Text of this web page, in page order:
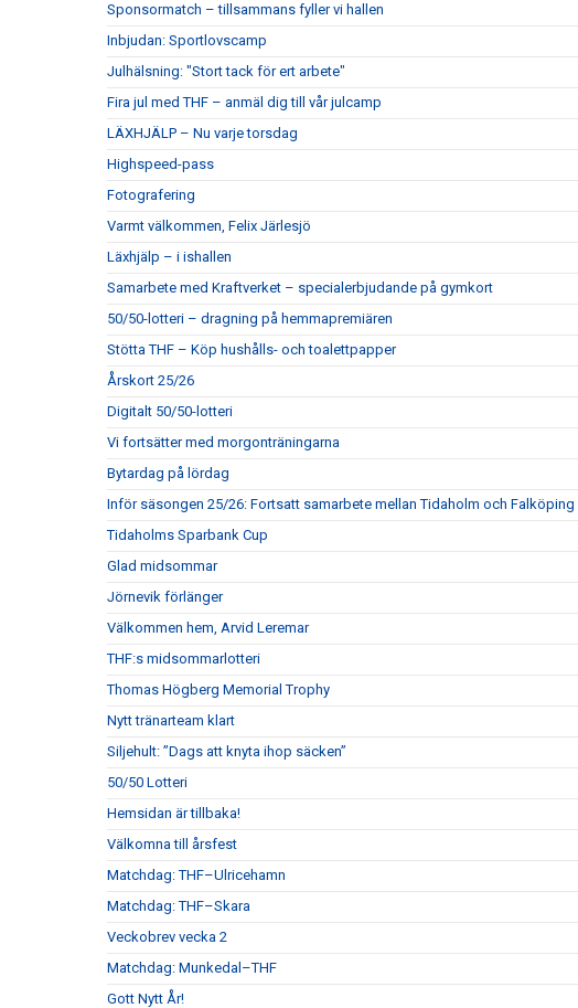
Sponsormatch – tillsammans fyller vi hallen
Inbjudan: Sportlovscamp
Julhälsning: "Stort tack för ert arbete"
Fira jul med THF – anmäl dig till vår julcamp
LÄXHJÄLP – Nu varje torsdag
Highspeed-pass
Fotografering
Varmt välkommen, Felix Järlesjö
Läxhjälp – i ishallen
Samarbete med Kraftverket – specialerbjudande på gymkort
50/50-lotteri – dragning på hemmapremiären
Stötta THF – Köp hushålls- och toalettpapper
Årskort 25/26
Digitalt 50/50-lotteri
Vi fortsätter med morgonträningarna
Bytardag på lördag
Inför säsongen 25/26: Fortsatt samarbete mellan Tidaholm och Falköping
Tidaholms Sparbank Cup
Glad midsommar
Jörnevik förlänger
Välkommen hem, Arvid Leremar
THF:s midsommarlotteri
Thomas Högberg Memorial Trophy
Nytt tränarteam klart
Siljehult: ”Dags att knyta ihop säcken”
50/50 Lotteri
Hemsidan är tillbaka!
Välkomna till årsfest
Matchdag: THF–Ulricehamn
Matchdag: THF–Skara
Veckobrev vecka 2
Matchdag: Munkedal–THF
Gott Nytt År!